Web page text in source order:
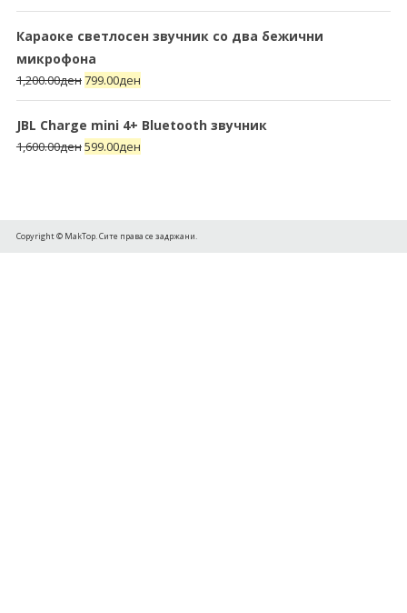
Караоке светлосен звучник со два бежични
микрофона
1,200.00ден799.00ден
JBL Charge mini 4+ Bluetooth звучник
1,600.00ден599.00ден
Copyright © MakTop. Сите права се задржани.